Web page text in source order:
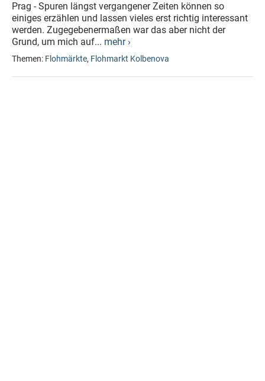
Prag - Spuren längst vergangener Zeiten können so
einiges erzählen und lassen vieles erst richtig interessant
werden. Zugegebenermaßen war das aber nicht der
Grund, um mich auf... mehr ›
Themen: Flohmärkte, Flohmarkt Kolbenova